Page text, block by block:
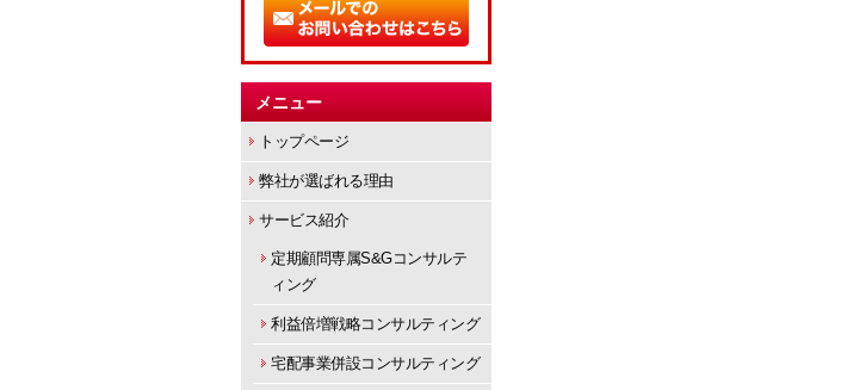
メニュー
トップページ
弊社が選ばれる理由
サービス紹介
定期顧問専属S&Gコンサルテ
ィング
利益倍増戦略コンサルティング
宅配事業併設コンサルティング